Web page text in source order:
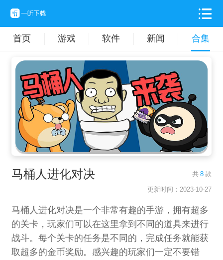
首页 游戏 软件 新闻 合集
马桶人进化对决 共 8 款
更新时间：2023-10-27
马桶人进化对决是一个非常有趣的手游，拥有超多
的关卡，玩家们可以在这里拿到不同的道具来进行
战斗。每个关卡的任务是不同的，完成任务就能获
取超多的金币奖励。感兴趣的玩家们一定不要错